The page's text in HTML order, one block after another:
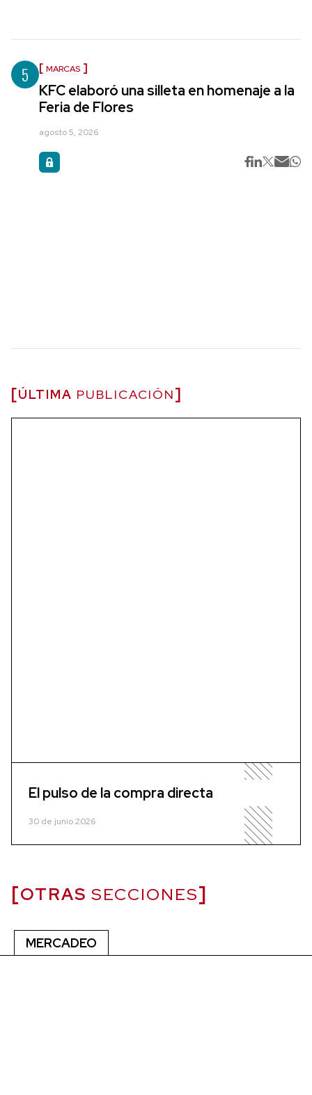
5 MARCAS
KFC elaboró una silleta en homenaje a la
Feria de Flores
agosto 5, 2026
ÚLTIMA PUBLICACIÓN
El pulso de la compra directa
30 de junio 2026
OTRAS SECCIONES
MERCADEO